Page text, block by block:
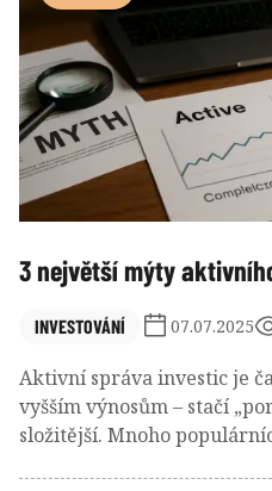
3 největší mýty
INVESTOVÁNÍ 07.07.2025
Aktivní správa investic je
vyšším výnosům – stačí
složitější. Mnoho